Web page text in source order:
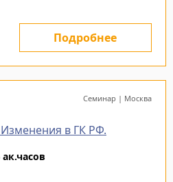
Подробнее
Семинар | Москва
в ГК РФ.
ак.часов